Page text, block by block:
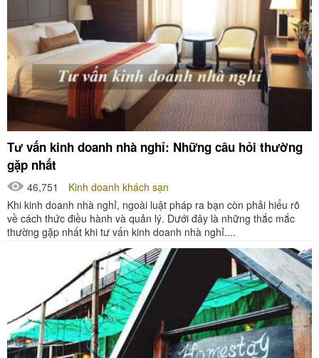
Tư vấn kinh doanh nhà nghỉ: Những câu hỏi thường
gặp nhất
46,751
Kinh doanh khách sạn
Khi kinh doanh nhà nghỉ, ngoài luật pháp ra bạn còn phải hiểu rõ
về cách thức điều hành và quản lý. Dưới đây là những thắc mắc
thường gặp nhất khi tư vấn kinh doanh nhà nghỉ....